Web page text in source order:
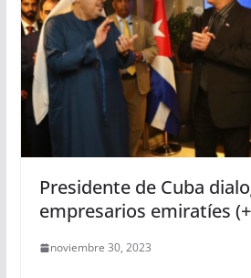
Presidente de Cuba
empresarios emiratíes
noviembre 30, 2023